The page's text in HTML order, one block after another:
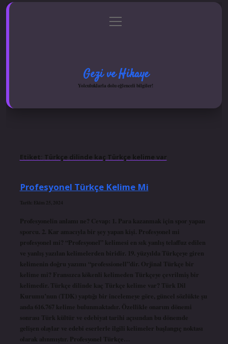
Gizlilik Politikası
menüyü
aç
Gezi ve Hikaye
Yolculuklarla dolu eğlenceli bilgiler!
Etiket: Türkçe dilinde kaç Türkçe kelime var
Profesyonel Türkçe Kelime Mi
Tarih: Ekim 25, 2024
Profesyonelin anlamı ne? Cevap: 1. Para kazanmak için spor yapan
sporcu. 2. Kar amacıyla bir şey yapan kişi. Profesyonel mi
profesyonel mi? “Profesyonel” kelimesi en sık yanlış telaffuz edilen
ve yanlış yazılan kelimelerden biridir. 19. yüzyılda Türkçeye giren
kelimenin doğru yazımı “professionell”dir. Orjinal Türkçe bir
kelime mi? Fransızca kökenli kelimeden Türkçeye çevrilmiş bir
kelimedir. Türkçe dilinde kaç Türkçe kelime var? Türk Dil
Kurumu’nun (TDK) yaptığı bir incelemeye göre, güncel sözlükte şu
anda 616.767 kelime bulunmaktadır. Özellikle onarım dönemi
sonrası Türk kültür ve edebiyat tarihi açısından bu dönemde
gelişen olaylar ve edebi eserlerle ilgili kelimeler başlangıç ​​noktası
olarak alınmıştır. Profesyonel Türkçe…